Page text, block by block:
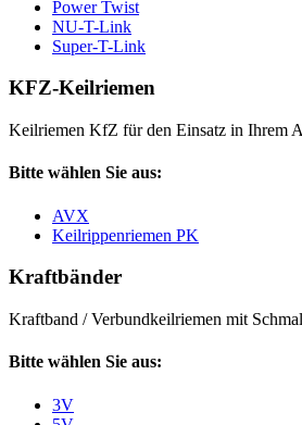
Power Twist
NU-T-Link
Super-T-Link
KFZ-Keilriemen
Keilriemen KfZ für den Einsatz in Ihrem
Bitte wählen Sie aus:
AVX
Keilrippenriemen PK
Kraftbänder
Kraftband / Verbundkeilriemen mit
Bitte wählen Sie aus:
3V